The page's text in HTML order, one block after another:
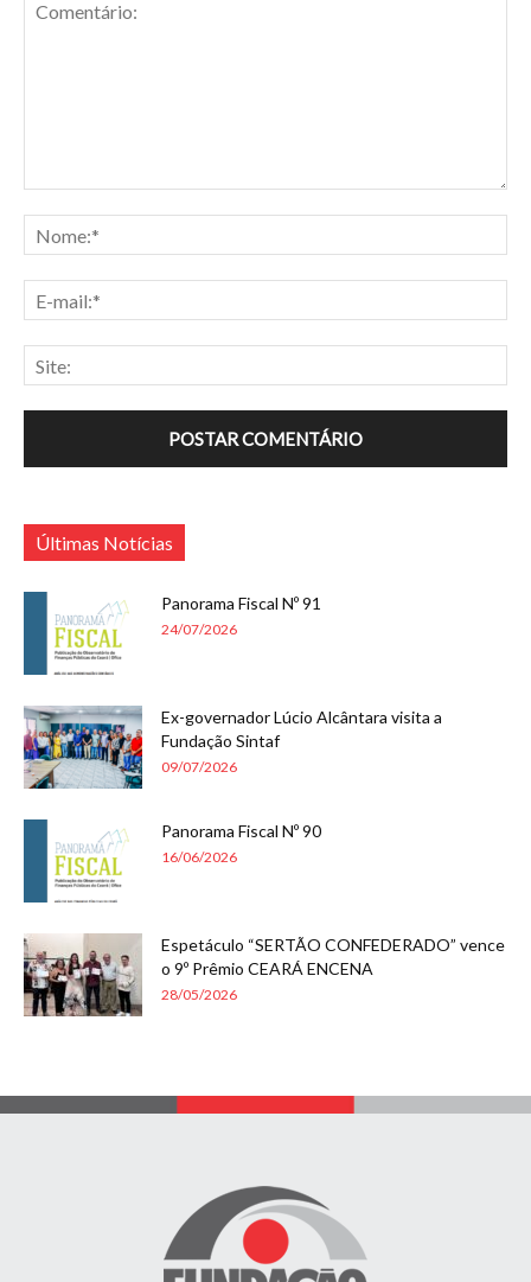
Últimas Notícias
Panorama Fiscal Nº 91
24/07/2026
Ex-governador Lúcio Alcântara visita a
Fundação Sintaf
09/07/2026
Panorama Fiscal Nº 90
16/06/2026
Espetáculo “SERTÃO CONFEDERADO” vence
o 9º Prêmio CEARÁ ENCENA
28/05/2026